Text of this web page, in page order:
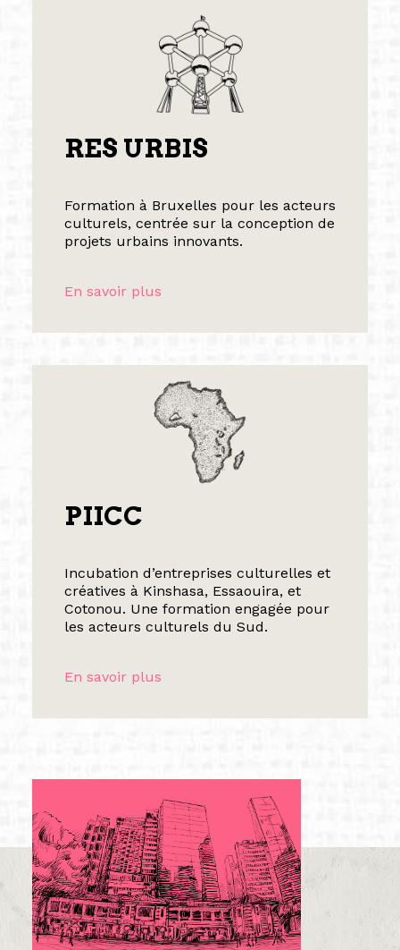
RES URBIS
Formation à Bruxelles pour les acteurs
culturels, centrée sur la conception de
projets urbains innovants.
En savoir plus
PIICC
Incubation d’entreprises culturelles et
créatives à Kinshasa, Essaouira, et
Cotonou. Une formation engagée pour
les acteurs culturels du Sud.
En savoir plus